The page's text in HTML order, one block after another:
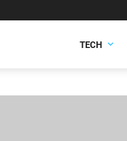
TECH